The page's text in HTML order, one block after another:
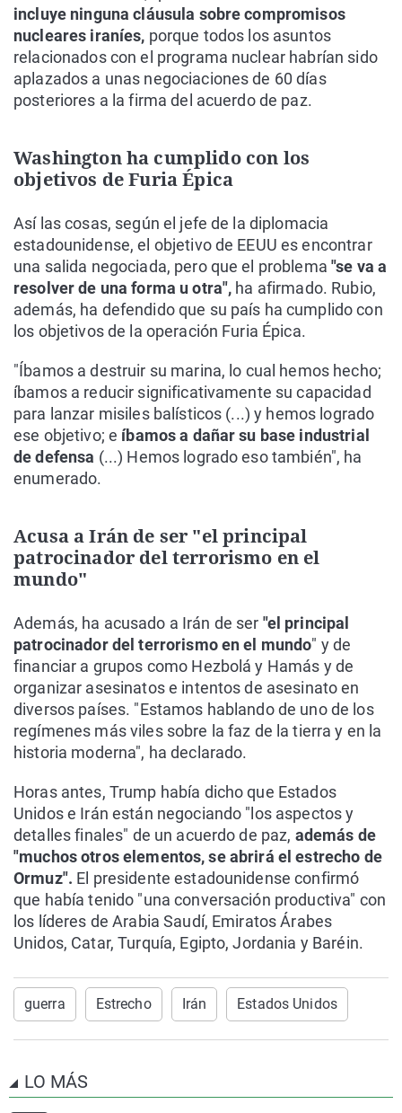
incluye ninguna cláusula sobre compromisos
nucleares iraníes, porque todos los asuntos
relacionados con el programa nuclear habrían sido
aplazados a unas negociaciones de 60 días
posteriores a la firma del acuerdo de paz.
Washington ha cumplido con los
objetivos de Furia Épica
Así las cosas, según el jefe de la diplomacia
estadounidense, el objetivo de EEUU es encontrar
una salida negociada, pero que el problema"se va a
resolver de una forma u otra", ha afirmado. Rubio,
además, ha defendido que su país ha cumplido con
los objetivos de la operación Furia Épica.
"Íbamos a destruir su marina, lo cual hemos hecho;
íbamos a reducir significativamente su capacidad
para lanzar misiles balísticos (...) y hemos logrado
ese objetivo; e íbamos a dañar su base industrial
de defensa (...) Hemos logrado eso también", ha
enumerado.
Acusa a Irán de ser "el principal
patrocinador del terrorismo en el
mundo"
Además, ha acusado a Irán de ser "el principal
patrocinador del terrorismo en el mundo" y de
financiar a grupos como Hezbolá y Hamás y de
organizar asesinatos e intentos de asesinato en
diversos países. "Estamos hablando de uno de los
regímenes más viles sobre la faz de la tierra y en la
historia moderna", ha declarado.
Horas antes, Trump había dicho que Estados
Unidos e Irán están negociando "los aspectos y
detalles finales" de un acuerdo de paz, además de
"muchos otros elementos, se abrirá el estrecho de
Ormuz". El presidente estadounidense confirmó
que había tenido "una conversación productiva" con
los líderes de Arabia Saudí, Emiratos Árabes
Unidos, Catar, Turquía, Egipto, Jordania y Baréin.
guerra Estrecho Irán Estados Unidos
LO MÁS